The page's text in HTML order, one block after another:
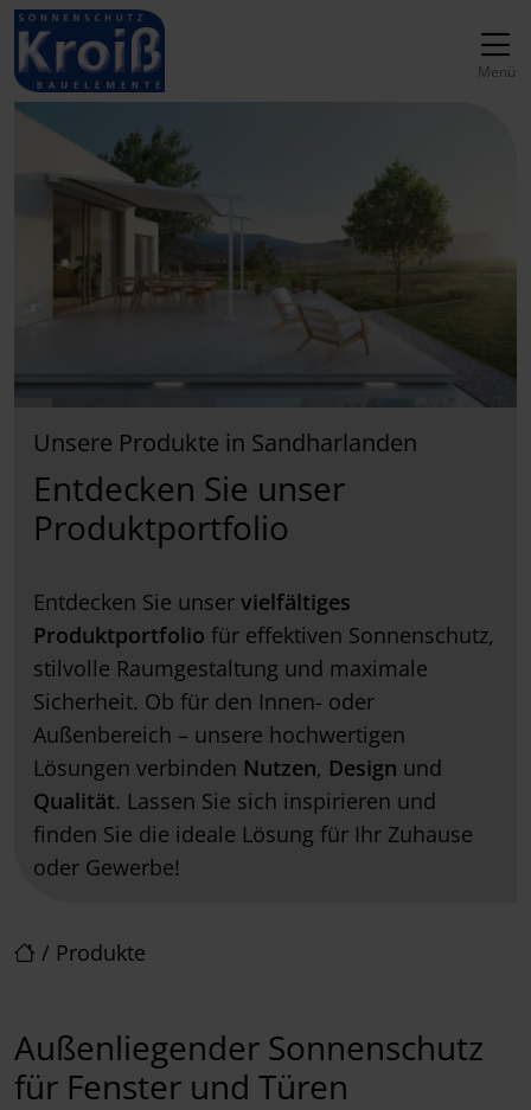
zur Top-Navigation
zur Hauptnavigation
Inhalt springen
zum Footer
Hauptnavigation
Menü
/ Produkte
Unsere Produkte in Sandharlanden
Entdecken Sie unser
Produktportfolio
Entdecken Sie unser vielfältiges
Produktportfolio für effektiven Sonnenschutz,
stilvolle Raumgestaltung und maximale
Sicherheit. Ob für den Innen- oder
Außenbereich – unsere hochwertigen
Lösungen verbinden Nutzen, Design und
Qualität. Lassen Sie sich inspirieren und
finden Sie die ideale Lösung für Ihr Zuhause
oder Gewerbe!
Außenliegender Sonnenschutz
für Fenster und Türen